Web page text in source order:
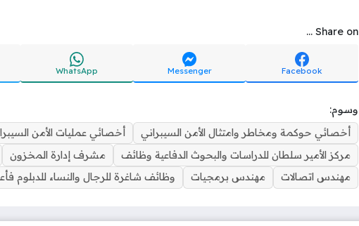
Share on ...
Facebook
Messenger
WhatsApp
وسوم:
أخصائي حوكمة ومخاطر وامتثال الأمن السيبراني
أخصائي عمليات الأمن
مركز الأمير سلطان للدراسات والبحوث الدفاعية وظائف
مشرف إدارة المخزون
مهندس اتصالات
مهندس برمجيات وظائف شاغرة للرجال والنساء للدبلوم